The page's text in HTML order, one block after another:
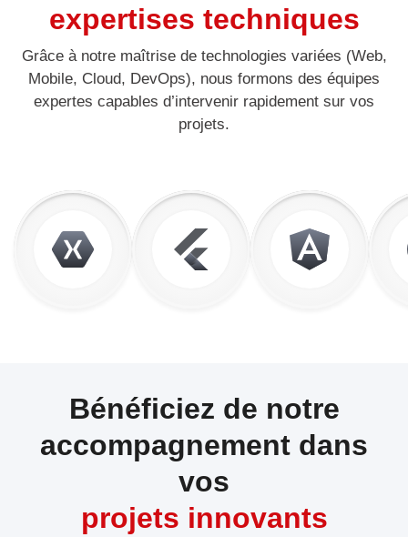
expertises techniques
Grâce à notre maîtrise de technologies variées (Web,
Mobile, Cloud, DevOps), nous formons des équipes
expertes capables d’intervenir rapidement sur vos
projets.
Bénéficiez de notre
accompagnement dans
vos
projets innovants